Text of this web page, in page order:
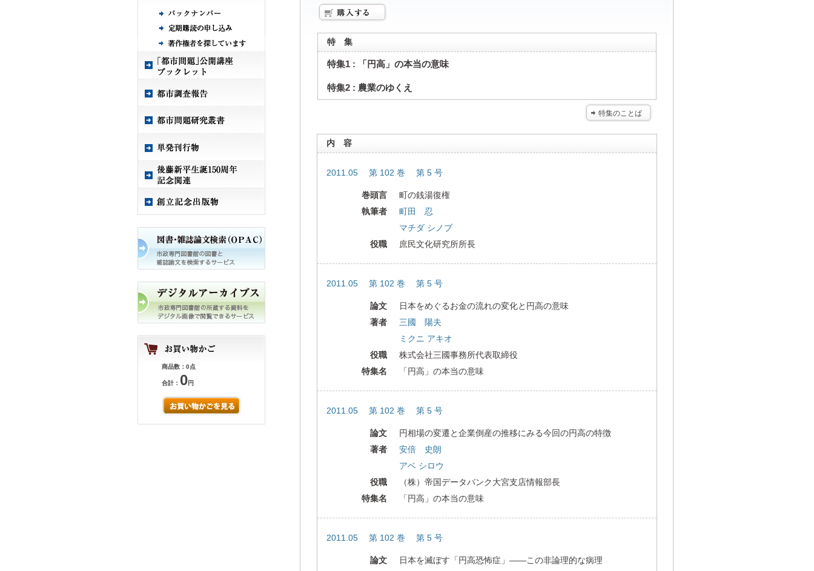
商品数：0点
合計： 0円
特 集
特集1 : 「円高」の本当の意味
特集2 : 農業のゆくえ
特集のことば
内 容
2011.05 第 102 巻 第 5 号
巻頭言
町の銭湯復権
執筆者
町田 忍
マチダ シノブ
役職
庶民文化研究所所長
2011.05 第 102 巻 第 5 号
論文
日本をめぐるお金の流れの変化と円高の意味
著者
三國 陽夫
ミクニ アキオ
役職
株式会社三國事務所代表取締役
特集名
「円高」の本当の意味
2011.05 第 102 巻 第 5 号
論文
円相場の変遷と企業倒産の推移にみる今回の円高の特徴
著者
安倍 史朗
アベ シロウ
役職
（株）帝国データバンク大宮支店情報部長
特集名
「円高」の本当の意味
2011.05 第 102 巻 第 5 号
論文
日本を滅ぼす「円高恐怖症」――この非論理的な病理